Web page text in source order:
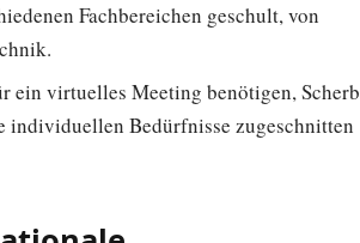
Fachbereichen geschult, von
ein virtuelles Meeting benötigen, Scherb
individuellen Bedürfnisse zugeschnitten